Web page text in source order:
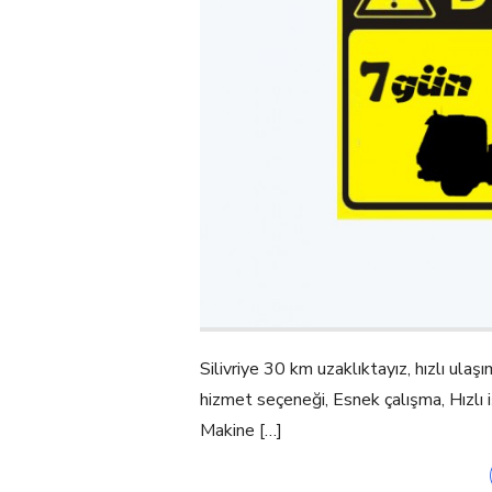
Silivriye 30 km uzaklıktayız, hızlı
hizmet seçeneği, Esnek çalışma,
Makine […]